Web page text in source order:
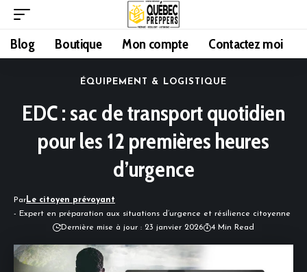
Blog Boutique Mon compte Contactez moi
ÉQUIPEMENT & LOGISTIQUE
EDC : sac de transport quotidien
pour les 12 premières heures
d’urgence
ParLe citoyen prévoyant
- Expert en préparation aux situations d’urgence et résilience citoyenne
Dernière mise à jour : 23 janvier 2026
4 Min Read